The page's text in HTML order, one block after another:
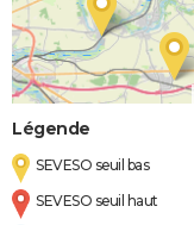
Légende
SEVESO seuil bas
SEVESO seuil haut